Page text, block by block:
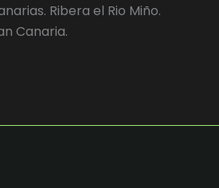
Ribera el Rio Miño.
Canaria.